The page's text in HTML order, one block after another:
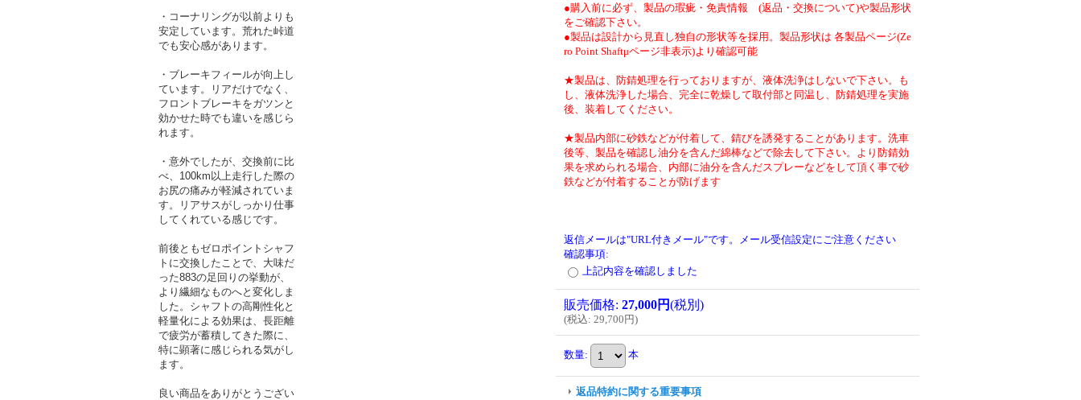
・コーナリングが以前よりも
安定しています。荒れた峠道
でも安心感があります。
・ブレーキフィールが向上し
ています。リアだけでなく、
フロントブレーキをガツンと
効かせた時でも違いを感じら
れます。
・意外でしたが、交換前に比
べ、100km以上走行した際の
お尻の痛みが軽減されていま
す。リアサスがしっかり仕事
してくれている感じです。
前後ともゼロポイントシャフ
トに交換したことで、大味だ
った883の足回りの挙動が、
より繊細なものへと変化しま
した。シャフトの高剛性化と
軽量化による効果は、長距離
で疲労が蓄積してきた際に、
特に顕著に感じられる気がし
ます。
良い商品をありがとうござい
●購入前に必ず、製品の瑕疵・免責情報 (返品・交換について)や製品形状
をご確認下さい。
●製品は設計から見直し独自の形状等を採用。製品形状は 各製品ページ(Ze
ro Point Shaftμページ非表示)より確認可能
★製品は、防錆処理を行っておりますが、液体洗浄はしないで下さい。も
し、液体洗浄した場合、完全に乾燥して取付部と同温し、防錆処理を実施
後、装着してください。
★製品内部に砂鉄などが付着して、錆びを誘発することがあります。洗車
後等、製品を確認し油分を含んだ綿棒などで除去して下さい。より防錆効
果を求められる場合、内部に油分を含んだスプレーなどをして頂く事で砂
鉄などが付着することが防げます
返信メールは"URL付きメール"です。メール受信設定にご注意ください
確認事項:
上記内容を確認しました
販売価格: 27,000円(税別)
(税込: 29,700円)
数量: 本
返品特約に関する重要事項